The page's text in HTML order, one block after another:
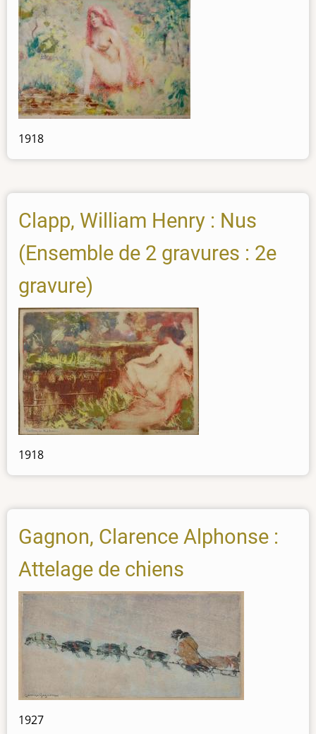
1918
Clapp, William Henry : Nus
(Ensemble de 2 gravures : 2e
gravure)
1918
Gagnon, Clarence Alphonse :
Attelage de chiens
1927